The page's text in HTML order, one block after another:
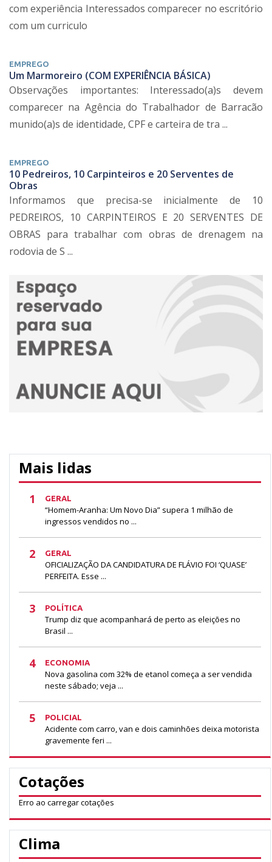
com experiência Interessados comparecer no escritório
com um curriculo
EMPREGO
Um Marmoreiro (COM EXPERIÊNCIA BÁSICA)
Observações importantes: Interessado(a)s devem
comparecer na Agência do Trabalhador de Barracão
munido(a)s de identidade, CPF e carteira de tra ...
EMPREGO
10 Pedreiros, 10 Carpinteiros e 20 Serventes de
Obras
Informamos que precisa-se inicialmente de 10
PEDREIROS, 10 CARPINTEIROS E 20 SERVENTES DE
OBRAS para trabalhar com obras de drenagem na
rodovia de S ...
Mais lidas
1 GERAL
“Homem-Aranha: Um Novo Dia” supera 1 milhão de
ingressos vendidos no ...
2 GERAL
OFICIALIZAÇÃO DA CANDIDATURA DE FLÁVIO FOI ‘QUASE’
PERFEITA. Esse ...
3 POLÍTICA
Trump diz que acompanhará de perto as eleições no
Brasil ...
4 ECONOMIA
Nova gasolina com 32% de etanol começa a ser vendida
neste sábado; veja ...
5 POLICIAL
Acidente com carro, van e dois caminhões deixa motorista
gravemente feri ...
Cotações
Erro ao carregar cotações
Clima